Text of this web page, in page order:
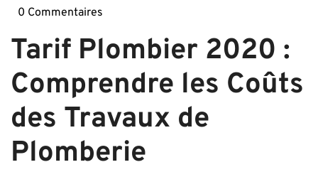
0 Commentaires
Tarif Plombier 2020 :
Comprendre les Coûts
des Travaux de
Plomberie